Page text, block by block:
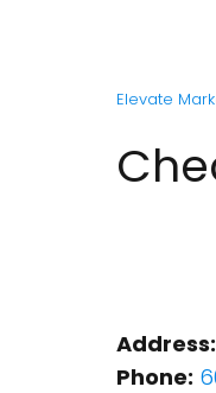
Elevate
Address:
Phone: